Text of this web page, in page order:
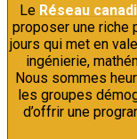
Le Réseau
proposer une riche
jours qui met en
ingénierie,
Nous sommes
les groupes
d’offrir une